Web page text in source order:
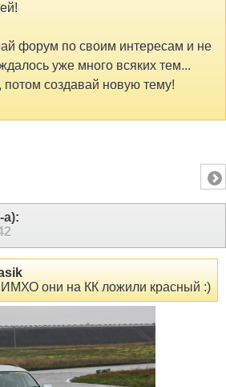
форум по своим интересам и не
уже много всяких тем...
потом создавай новую тему!
а):
ИМХО они на КК ложили красный :)